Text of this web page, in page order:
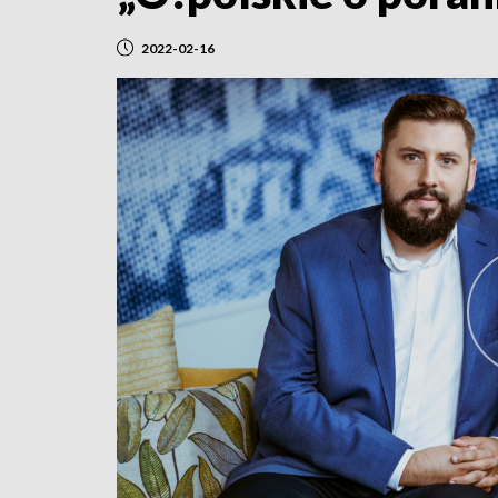
2022-02-16